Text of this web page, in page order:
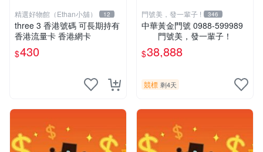
精選好物館（Ethan小舖） 12
three 3 香港號碼 可長期持有
香港流量卡 香港網卡
$430
門號美，發一輩子 ! 346
中華黃金門號 0988-599989
門號美，發一輩子！
$38,888
競標 剩4天